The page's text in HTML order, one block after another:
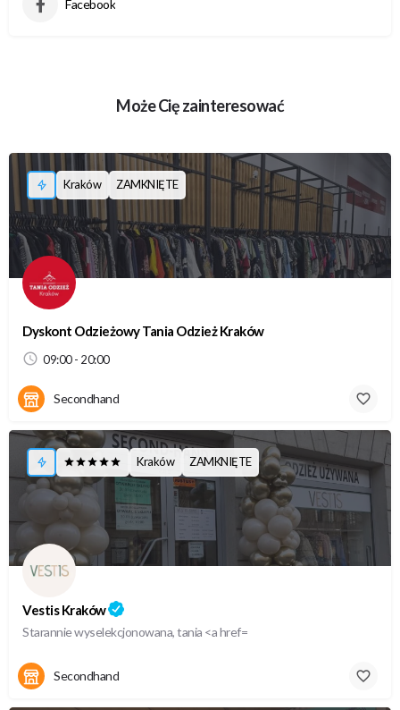
Facebook
Może Cię zainteresować
Dyskont Odzieżowy Tania Odzież Kraków
09:00 - 20:00
Kraków ZAMKNIĘTE
Secondhand
Vestis Kraków
Starannie wyselekcjonowana, tania <a href=
Kraków ZAMKNIĘTE
Secondhand